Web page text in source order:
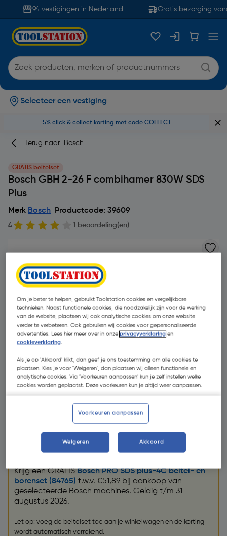
94 vestigingen in Nederland Gratis bezorging
Selecteer een vestiging
5% click & collect korting met code COLLECT
Terug naar Bosch
GRATIS beitelset
Bosch GBH 2-26 F combihamer 830W SDS
Plus
Merk Bosch Productcode: 39609
4 1 beoordeling(en)
| Excl. btw € 189,26
Krijg een GRATISBosch PRO SDS plus-4C beitel- en
borenset (84765) t.w.v. €51,89 bij aankoop van
geselecteerde Bosch machines. Geldig t/m 31
augustus 2026.
Let op: voeg de beitelset toe aan je winkelwagen en de korting
wordt automatisch verrekend.
Om je beter te helpen, gebruikt Toolstation cookies en vergelijkbare
technieken. Naast functionele cookies, die noodzakelijk zijn voor de werking
van de website, plaatsen wij ook analytische cookies om onze website
verder te verbeteren. Ook gebruiken wij cookies voor gepersonaliseerde
advertenties. Lees hier meer over in onzeprivacyverklaring en
cookieverklaring.
Als je op 'Akkoord' klikt, dan geef je ons toestemming om alle cookies te
plaatsen. Kies je voor 'Weigeren', dan plaatsen wij alleen functionele en
analytische cookies. Via 'Voorkeuren aanpassen' kun je zelf instellen welke
cookies worden geplaatst. Deze voorkeuren kun je altijd weer aanpassen.
Voorkeuren aanpassen
Weigeren Akkoord